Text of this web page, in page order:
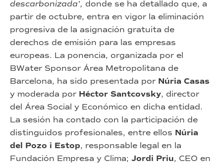
descarbonizada’, donde se ha detallado que, a
partir de octubre, entra en vigor la eliminación
progresiva de la asignación gratuita de
derechos de emisión para las empresas
europeas. La ponencia, organizada por el
BWater Sponsor Área Metropolitana de
Barcelona, ha sido presentada por Núria Casas
y moderada por Héctor Santcovsky, director
del Área Social y Económico en dicha entidad.
La sesión ha contado con la participación de
distinguidos profesionales, entre ellos Núria
del Pozo i Estop, responsable legal en la
Fundación Empresa y Clima; Jordi Priu, CEO en